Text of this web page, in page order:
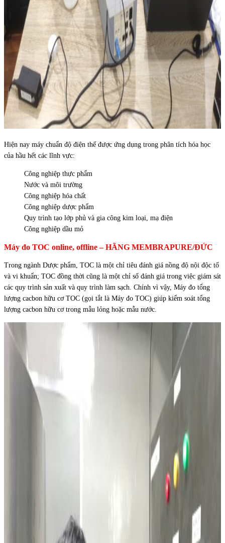
Hiện nay máy chuẩn độ điện thế được ứng dụng trong phân tích hóa học
của hầu hết các lĩnh vực:
Công nghiệp thực phẩm
Nước và môi trường
Công nghiệp hóa chất
Công nghiệp dược phẩm
Quy trình tạo lớp phủ và gia công kim loại, mạ điện
Công nghiệp dầu mỏ
Máy đo TOC online, offline – HÃNG MEMBRAPURE/ĐỨC
Trong ngành Dược phẩm, TOC là một chỉ tiêu đánh giá nồng độ nội độc tố
và vi khuẩn; TOC đồng thời cũng là một chỉ số đánh giá trong việc giám sát
các quy trình sản xuất và quy trình làm sạch. Chính vì vậy, Máy đo tổng
lượng cacbon hữu cơ TOC (gọi tắt là Máy đo TOC) giúp kiểm soát tổng
lượng cacbon hữu cơ trong mẫu lỏng hoặc mẫu nước.